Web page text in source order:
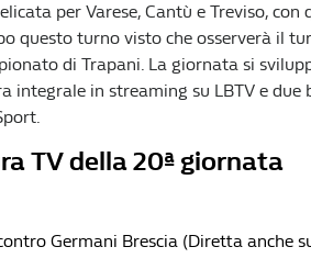
per Varese, Cantù e Treviso, con
questo turno visto che osserverà il
di Trapani. La giornata si
integrale in streaming su LBTV e due
TV della 20ª giornata
Germani Brescia (Diretta anche